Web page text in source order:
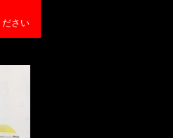
ださい